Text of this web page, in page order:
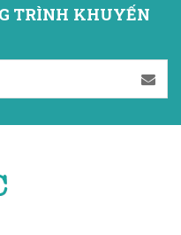
TRÌNH KHUYẾN